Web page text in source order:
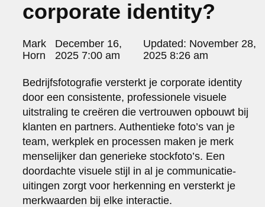
portraits 2
portraits 3
sanoma view 2014 – annual report
het zuiderlicht
thomas van luyn
various
parool christmas special
editorial
travel
commercial
fashion
contact
info@markhorn.nl
corporate identity?
Posted
by:
Mark
Horn
December 16,
2025 7:00 am
Updated: November 28,
2025 8:26 am
Bedrijfsfotografie versterkt je corporate identity
door een consistente, professionele visuele
uitstraling te creëren die vertrouwen opbouwt bij
klanten en partners. Authentieke foto’s van je
team, werkplek en processen maken je merk
menselijker dan generieke stockfoto’s. Een
doordachte visuele stijl in al je communicatie-
uitingen zorgt voor herkenning en versterkt je
merkwaarden bij elke interactie.